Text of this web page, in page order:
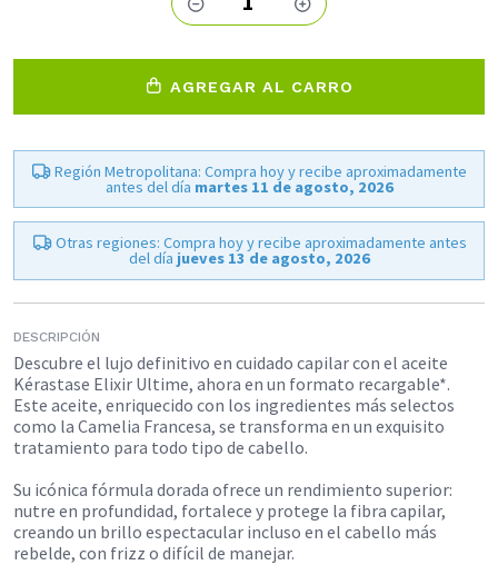
AGREGAR AL CARRO
Región Metropolitana: Compra hoy y recibe aproximadamente
antes del día martes 11 de agosto, 2026
Otras regiones: Compra hoy y recibe aproximadamente antes
del día jueves 13 de agosto, 2026
DESCRIPCIÓN
Descubre el lujo definitivo en cuidado capilar con el aceite
Kérastase Elixir Ultime, ahora en un formato recargable*.
Este aceite, enriquecido con los ingredientes más selectos
como la Camelia Francesa, se transforma en un exquisito
tratamiento para todo tipo de cabello.
Su icónica fórmula dorada ofrece un rendimiento superior:
nutre en profundidad, fortalece y protege la fibra capilar,
creando un brillo espectacular incluso en el cabello más
rebelde, con frizz o difícil de manejar.